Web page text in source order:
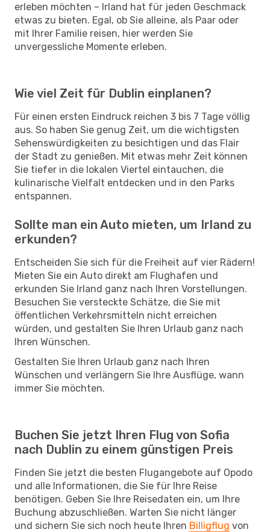
erleben möchten – Irland hat für jeden Geschmack
etwas zu bieten. Egal, ob Sie alleine, als Paar oder
mit Ihrer Familie reisen, hier werden Sie
unvergessliche Momente erleben.
Wie viel Zeit für Dublin einplanen?
Für einen ersten Eindruck reichen 3 bis 7 Tage völlig
aus. So haben Sie genug Zeit, um die wichtigsten
Sehenswürdigkeiten zu besichtigen und das Flair
der Stadt zu genießen. Mit etwas mehr Zeit können
Sie tiefer in die lokalen Viertel eintauchen, die
kulinarische Vielfalt entdecken und in den Parks
entspannen.
Sollte man ein Auto mieten, um Irland zu
erkunden?
Entscheiden Sie sich für die Freiheit auf vier Rädern!
Mieten Sie ein Auto direkt am Flughafen und
erkunden Sie Irland ganz nach Ihren Vorstellungen.
Besuchen Sie versteckte Schätze, die Sie mit
öffentlichen Verkehrsmitteln nicht erreichen
würden, und gestalten Sie Ihren Urlaub ganz nach
Ihren Wünschen.
Gestalten Sie Ihren Urlaub ganz nach Ihren
Wünschen und verlängern Sie Ihre Ausflüge, wann
immer Sie möchten.
Buchen Sie jetzt Ihren Flug von Sofia
nach Dublin zu einem günstigen Preis
Finden Sie jetzt die besten Flugangebote auf Opodo
und alle Informationen, die Sie für Ihre Reise
benötigen. Geben Sie Ihre Reisedaten ein, um Ihre
Buchung abzuschließen. Warten Sie nicht länger
und sichern Sie sich noch heute Ihren Billigflug von